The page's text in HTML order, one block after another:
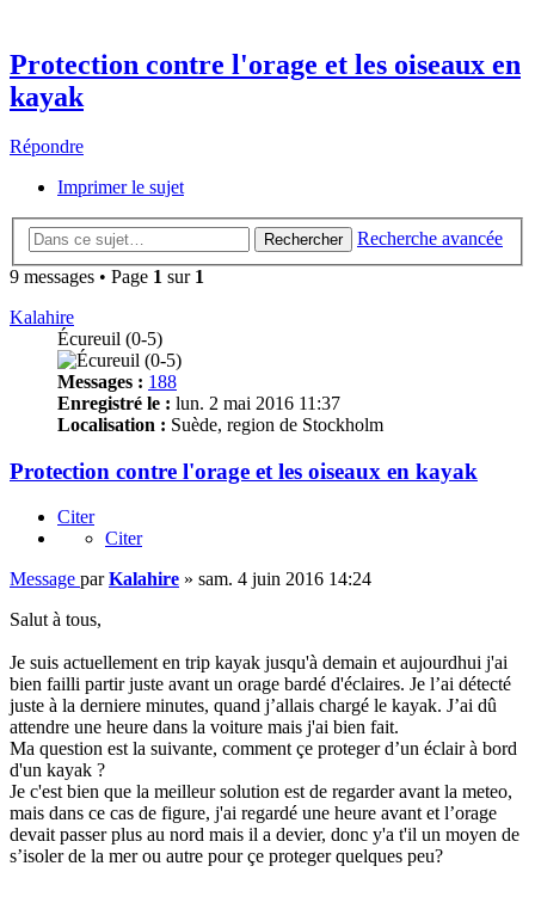
Protection contre l'orage et les oiseaux en
kayak
Répondre
Imprimer le sujet
Rechercher
Recherche avancée
9 messages • Page 1 sur 1
Kalahire
Écureuil (0-5)
Messages : 188
Enregistré le : lun. 2 mai 2016 11:37
Localisation : Suède, region de Stockholm
Protection contre l'orage et les oiseaux en kayak
Citer
Citer
Message parKalahire » sam. 4 juin 2016 14:24
Salut à tous,
Je suis actuellement en trip kayak jusqu'à demain et aujourdhui j'ai
bien failli partir juste avant un orage bardé d'éclaires. Je l’ai détecté
juste à la derniere minutes, quand j’allais chargé le kayak. J’ai dû
attendre une heure dans la voiture mais j'ai bien fait.
Ma question est la suivante, comment çe proteger d’un éclair à bord
d'un kayak ?
Je c'est bien que la meilleur solution est de regarder avant la meteo,
mais dans ce cas de figure, j'ai regardé une heure avant et l’orage
devait passer plus au nord mais il a devier, donc y'a t'il un moyen de
s’isoler de la mer ou autre pour çe proteger quelques peu?